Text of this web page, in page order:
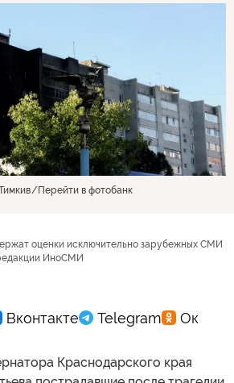
Перейти в фотобанк
оценки исключительно зарубежных СМИ
ИноСМИ
Краснодарского края